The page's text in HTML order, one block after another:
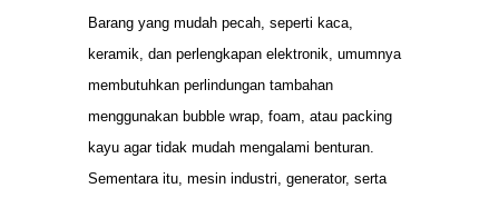
Barang yang mudah pecah, seperti kaca,
keramik, dan perlengkapan elektronik, umumnya
membutuhkan perlindungan tambahan
menggunakan bubble wrap, foam, atau packing
kayu agar tidak mudah mengalami benturan.
Sementara itu, mesin industri, generator, serta